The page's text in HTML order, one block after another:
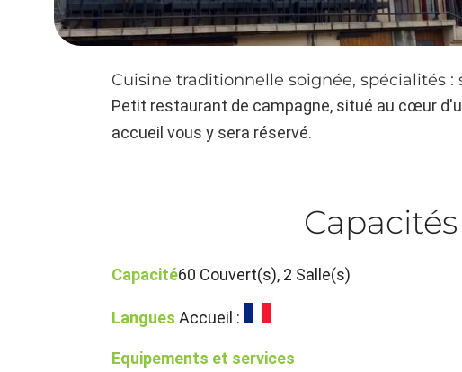
Cuisine traditionnelle soignée, spécialités
Petit restaurant de campagne, situé au cœur
accueil vous y sera réservé.
Capacités
Capacité60 Couvert(s), 2 Salle(s)
Langues Accueil :
Equipements et services